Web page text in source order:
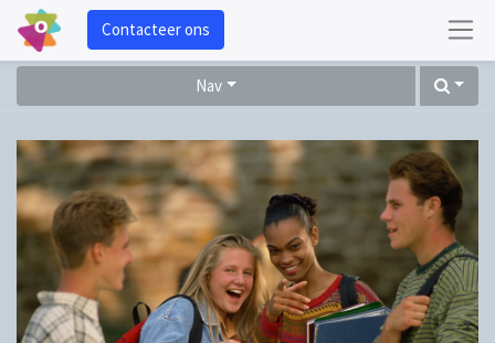
Contacteer ons
Nav